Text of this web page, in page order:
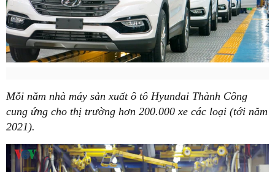
Mỗi năm nhà máy sản xuất ô tô Hyundai Thành Công
cung ứng cho thị trường hơn 200.000 xe các loại (tới năm
2021).